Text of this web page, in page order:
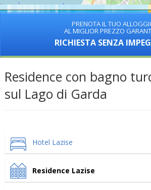
PRENOTA IL TUO
AL MIGLIOR PREZZO
RICHIESTA SENZA
Residence con bagno
sul Lago di Garda
Hotel Lazise
Residence Lazise